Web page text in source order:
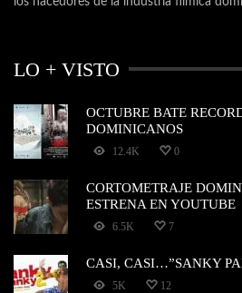
LO + VISTO
OCTUBRE BATE
DOMINICANOS
12.4K 0
CORTOMETRAJE
ESTRENA EN YOUTUBE
6.5K 7
CASI, CASI…”SANKY
5K 12